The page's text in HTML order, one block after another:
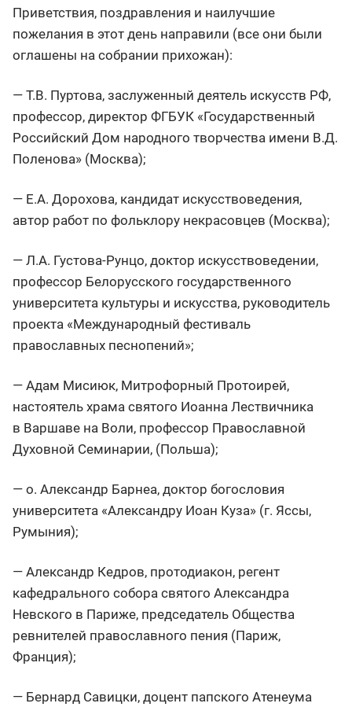
Приветствия, поздравления и наилучшие
пожелания в этот день направили (все они были
оглашены на собрании прихожан):
— Т.В. Пуртова, заслуженный деятель искусств РФ,
профессор, директор ФГБУК «Государственный
Российский Дом народного творчества имени В.Д.
Поленова» (Москва);
— Е.А. Дорохова, кандидат искусствоведения,
автор работ по фольклору некрасовцев (Москва);
— Л.А. Густова-Рунцо, доктор искусствоведении,
профессор Белорусского государственного
университета культуры и искусства, руководитель
проекта «Международный фестиваль
православных песнопений»;
— Адам Мисиюк, Митрофорный Протоирей,
настоятель храма святого Иоанна Лествичника
в Варшаве на Воли, профессор Православной
Духовной Семинарии, (Польша);
— о. Александр Барнеа, доктор богословия
университета «Александру Иоан Куза» (г. Яссы,
Румыния);
— Александр Кедров, протодиакон, регент
кафедрального собора святого Александра
Невского в Париже, председатель Общества
ревнителей православного пения (Париж,
Франция);
— Бернард Савицки, доцент папского Атенеума